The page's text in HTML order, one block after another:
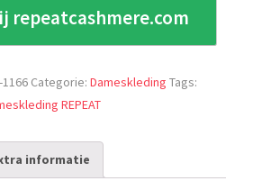
repeatcashmere.com
Categorie: Dameskleding Tags:
REPEAT
informatie